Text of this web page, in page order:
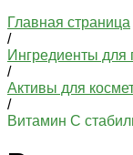
Главная страница
/
Ингредиенты для
/
Активы для
/
Витамин С